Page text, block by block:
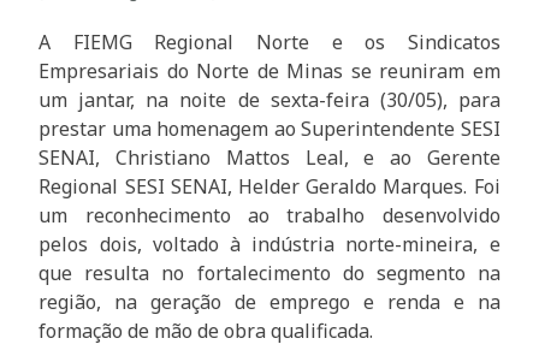
A FIEMG Regional Norte e os Sindicatos
Empresariais do Norte de Minas se reuniram em
um jantar, na noite de sexta-feira (30/05), para
prestar uma homenagem ao Superintendente SESI
SENAI, Christiano Mattos Leal, e ao Gerente
Regional SESI SENAI, Helder Geraldo Marques. Foi
um reconhecimento ao trabalho desenvolvido
pelos dois, voltado à indústria norte-mineira, e
que resulta no fortalecimento do segmento na
região, na geração de emprego e renda e na
formação de mão de obra qualificada.